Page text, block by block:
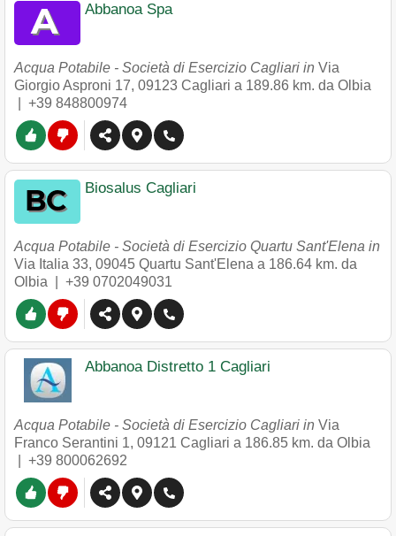
Abbanoa Spa
Acqua Potabile - Società di Esercizio Cagliari in Via
Giorgio Asproni 17, 09123 Cagliari a 189.86 km. da Olbia
+39 848800974
Biosalus Cagliari
Acqua Potabile - Società di Esercizio Quartu Sant'Elena in
Via Italia 33, 09045 Quartu Sant'Elena a 186.64 km. da
Olbia | +39 0702049031
Abbanoa Distretto 1 Cagliari
Acqua Potabile - Società di Esercizio Cagliari in Via
Franco Serantini 1, 09121 Cagliari a 186.85 km. da Olbia
+39 800062692